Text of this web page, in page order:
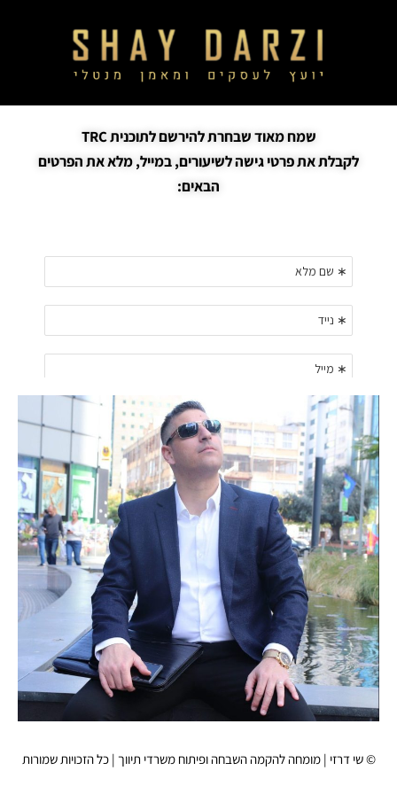
שמח מאוד שבחרת להירשם לתוכנית TRC
לקבלת את פרטי גישה לשיעורים, במייל, מלא את הפרטים
הבאים:
© שי דרזי | מומחה להקמה השבחה ופיתוח משרדי תיווך | כל הזכויות שמורות